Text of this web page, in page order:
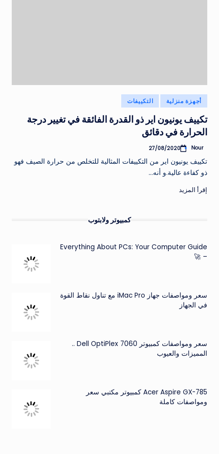
نُشر
في
أجهزة منزلية التكييفات
تكييف يونيون اير ذو القدرة الفائقة في تغيير درجة
الحرارة في دقائق
تمّ
بواسطة
Nour
27/08/2020
تكييف يونيون اير من التكييفات المثالية للتخلص من حرارة الصيف فهو
ذو كفاءة عالية.و أنه…
إقرأ المزيد
كمبيوتر ولابتوب
Everything About PCs: Your Computer Guide
– 🚀
سعر ومواصفات جهاز iMac Pro مع تناول نقاط القوة
في الجهاز
سعر ومواصفات كمبيوتر Dell OptiPlex 7060 ..
المميزات والعيوب
Acer Aspire GX-785 كمبيوتر مكتبي سعر
ومواصفات كاملة